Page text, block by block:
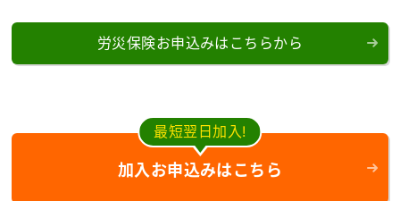
労災保険お申込みはこちらから
最短翌日加入!
加入お申込みはこちら